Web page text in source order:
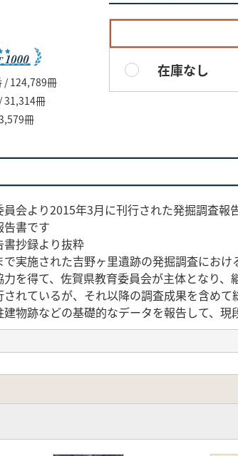
/ 124,789冊
31,314冊
冊
在庫なし
会より2015年3月に刊行された発掘調査報
書です
書抄録より抜粋
実施された吉野ヶ里遺跡の発掘調査にお
を得て、佐賀県教育委員会が主体となり
れているが、それ以降の調査成果を含め
物跡などの基礎的なデータを報告して、現
境
概要
遺構と遺物